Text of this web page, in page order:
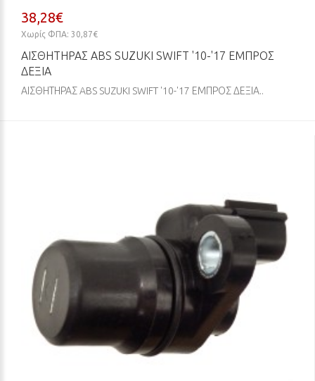
38,28€
Χωρίς ΦΠΑ: 30,87€
ΑΙΣΘΗΤΗΡΑΣ ABS SUZUKI SWIFT '10-'17 ΕΜΠΡΟΣ
ΔΕΞΙΑ
ΑΙΣΘΗΤΗΡΑΣ ABS SUZUKI SWIFT '10-'17 ΕΜΠΡΟΣ ΔΕΞΙΑ..